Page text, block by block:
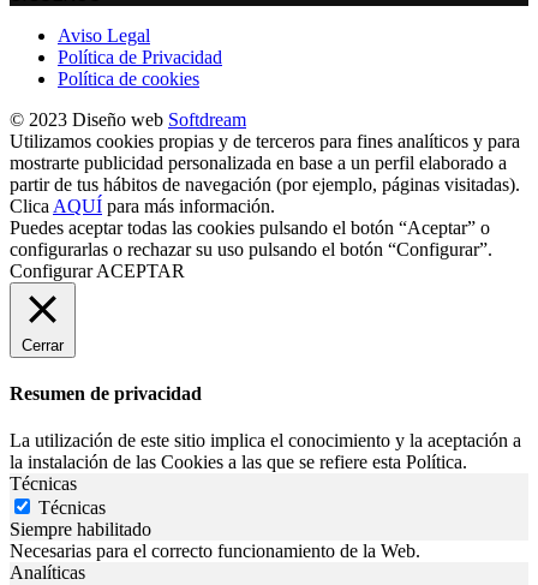
Aviso Legal
Política de Privacidad
Política de cookies
© 2023 Diseño web Softdream
Utilizamos cookies propias y de terceros para fines analíticos y para
mostrarte publicidad personalizada en base a un perfil elaborado a
partir de tus hábitos de navegación (por ejemplo, páginas visitadas).
Clica AQUÍ para más información.
Puedes aceptar todas las cookies pulsando el botón “Aceptar” o
configurarlas o rechazar su uso pulsando el botón “Configurar”.
Configurar ACEPTAR
Cerrar
Resumen de privacidad
La utilización de este sitio implica el conocimiento y la aceptación a
la instalación de las Cookies a las que se refiere esta Política.
Técnicas
Técnicas
Siempre habilitado
Necesarias para el correcto funcionamiento de la Web.
Analíticas